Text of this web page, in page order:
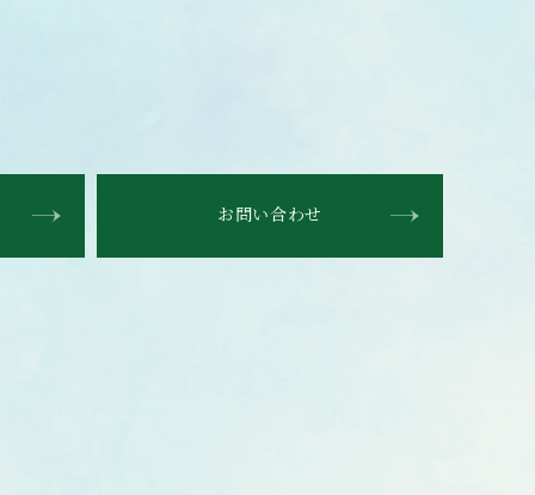
お問い合わせ